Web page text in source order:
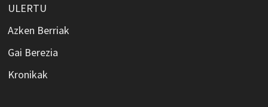
ULERTU
Azken Berriak
Gai Berezia
Kronikak